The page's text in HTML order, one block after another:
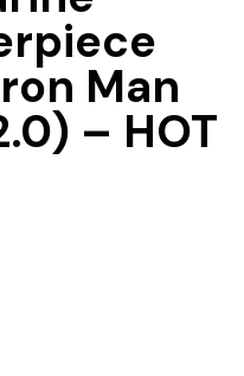
Man
– HOT